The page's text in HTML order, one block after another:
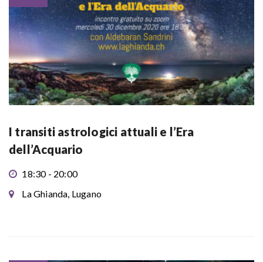
I transiti astrologici attuali e l’Era
dell’Acquario
18:30 - 20:00
La Ghianda, Lugano